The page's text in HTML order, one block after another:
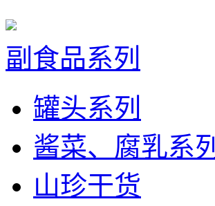
副食品系列
罐头系列
酱菜、腐乳系列
山珍干货